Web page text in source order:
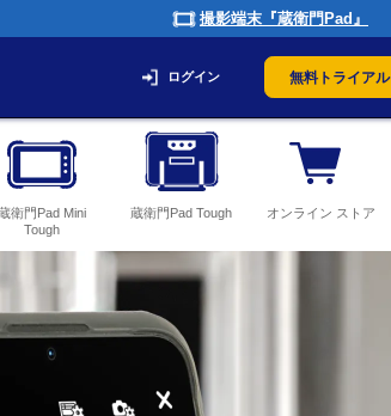
撮影端末『蔵衛門Pad』
ログイン 無料トライアル
衛門Pad Mini
Tough
蔵衛門Pad Tough オンライン ストア